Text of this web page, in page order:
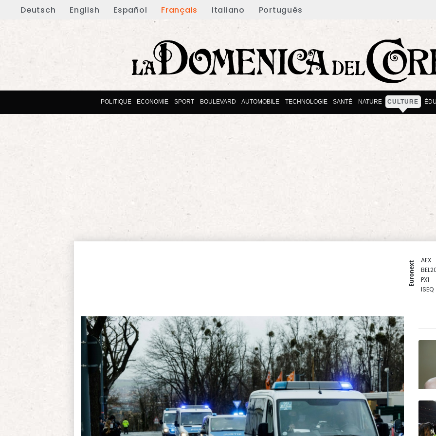
Deutsch English Español Français Italiano Português
POLITIQUE ECONOMIE SPORT BOULEVARD AUTOMOBILE TECHNOLOGIE SANTÉ NATURE CULTURE
Euronext
AEX
PX1
ISEQ